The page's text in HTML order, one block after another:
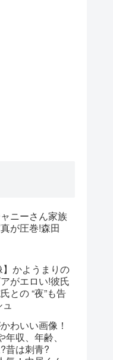
ャニーさん家族
が圧巻!森田
】かようまりの
がエロい!彼氏
との “夜”も告
わいい画像！
収、年齢、
昔は刺青?